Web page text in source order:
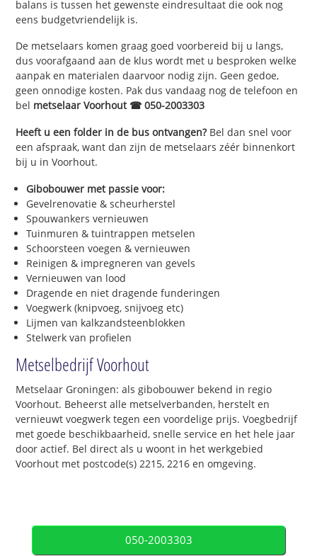
balans is tussen het gewenste eindresultaat die ook nog
eens budgetvriendelijk is.
De metselaars komen graag goed voorbereid bij u langs,
dus voorafgaand aan de klus wordt met u besproken welke
aanpak en materialen daarvoor nodig zijn. Geen gedoe,
geen onnodige kosten. Pak dus vandaag nog de telefoon en
bel metselaar Voorhout ☎ 050-2003303
Heeft u een folder in de bus ontvangen?Bel dan snel voor
een afspraak, want dan zijn de metselaars zéér binnenkort
bij u in Voorhout.
Gibobouwer met passie voor:
Gevelrenovatie & scheurherstel
Spouwankers vernieuwen
Tuinmuren & tuintrappen metselen
Schoorsteen voegen & vernieuwen
Reinigen & impregneren van gevels
Vernieuwen van lood
Dragende en niet dragende funderingen
Voegwerk (knipvoeg, snijvoeg etc)
Lijmen van kalkzandsteenblokken
Stelwerk van profielen
Metselbedrijf Voorhout
Metselaar Groningen: als gibobouwer bekend in regio
Voorhout. Beheerst alle metselverbanden, herstelt en
vernieuwt voegwerk tegen een voordelige prijs. Voegbedrijf
met goede beschikbaarheid, snelle service en het hele jaar
door actief. Bel direct als u woont in het werkgebied
Voorhout met postcode(s) 2215, 2216 en omgeving.
050-2003303